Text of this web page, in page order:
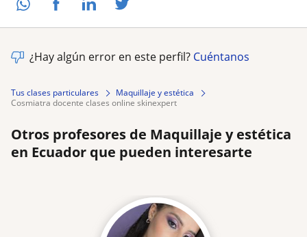
¿Hay algún error en este perfil? Cuéntanos
Tus clases particulares
Maquillaje y estética
cosmiatra docente clases online skinexpert
Otros profesores de Maquillaje y estética
en Ecuador que pueden interesarte